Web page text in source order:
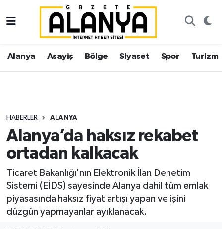
Alanya Asayiş Bölge Siyaset Spor Turizm
HABERLER ALANYA
Alanya’da haksız rekabet
ortadan kalkacak
Ticaret Bakanlığı'nın Elektronik İlan Denetim
Sistemi (EİDS) sayesinde Alanya dahil tüm emlak
piyasasında haksız fiyat artışı yapan ve işini
düzgün yapmayanlar ayıklanacak.
Alanya
Asayiş
Siyaset
Spor
Ekonomi
Gazipaşa
İstanbul Nöbetçi Eczaneler
İstanbul Hava Durumu
Süper Lig Puan Durumu ve Fikstür
Tüm Manşetler
Haber Arşivi